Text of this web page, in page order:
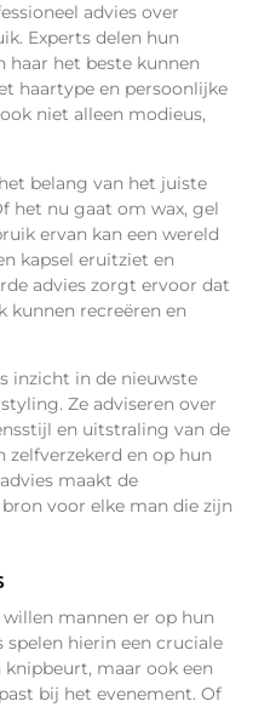
advies over
Experts delen hun
haar het beste kunnen
haartype en persoonlijke
niet alleen modieus,
belang van het juiste
het nu gaat om wax, gel
ervan kan een wereld
kapsel eruitziet en
advies zorgt ervoor dat
kunnen recreëren en
inzicht in de nieuwste
Ze adviseren over
en uitstraling van de
zelfverzekerd en op hun
maakt de
voor elke man die zijn
mannen er op hun
spelen hierin een cruciale
maar ook een
bij het evenement. Of